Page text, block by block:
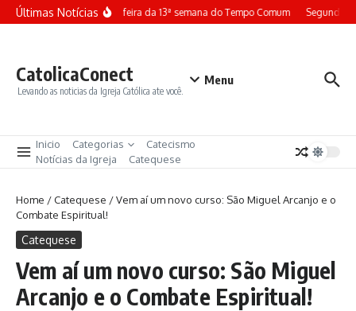
Ir para o conteúdo
Últimas NotíciasTerça-feira da 13ª semana do Tempo Comum Segunda-
CatolicaConect
Levando as noticias da Igreja Católica ate você.
Menu
Inicio Categorias
Catecismo
Notícias da Igreja
Catequese
Home /Catequese /Vem aí um novo curso: São Miguel Arcanjo e o
Combate Espiritual!
Catequese
Vem aí um novo curso: São Miguel
Arcanjo e o Combate Espiritual!